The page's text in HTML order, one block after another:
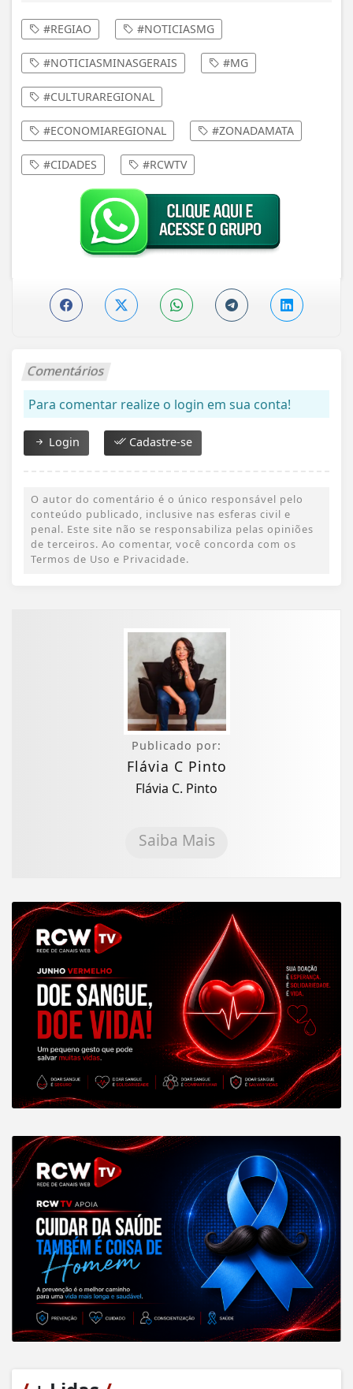
#REGIAO #NOTICIASMG
#NOTICIASMINASGERAIS #MG
#CULTURAREGIONAL
#ECONOMIAREGIONAL #ZONADAMATA
#CIDADES #RCWTV
Comentários
Para comentar realize o login em sua conta!
Login Cadastre-se
O autor do comentário é o único responsável pelo
conteúdo publicado, inclusive nas esferas civil e
penal. Este site não se responsabiliza pelas opiniões
de terceiros. Ao comentar, você concorda com os
Termos de Uso e Privacidade.
Publicado por:
Flávia C Pinto
Flávia C. Pinto
Saiba Mais